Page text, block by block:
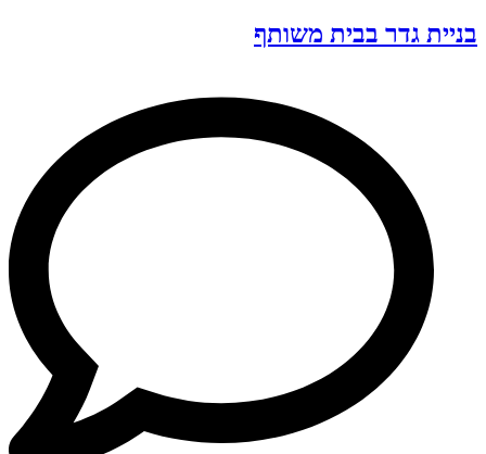
בניית גדר בבית משותף